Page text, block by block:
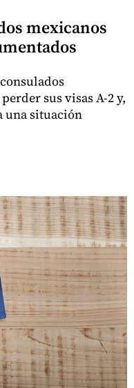
mexicanos
sus visas A-2 y,
una situación